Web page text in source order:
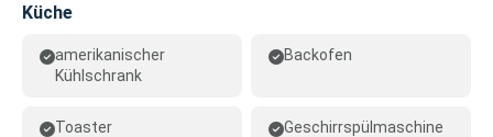
Küche
amerikanischer
Kühlschrank
Backofen
Toaster Geschirrspülmaschine